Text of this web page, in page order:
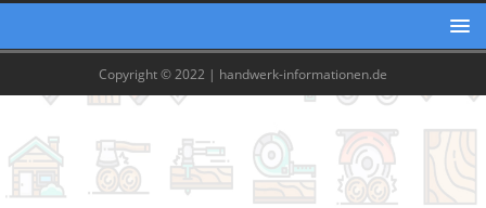
Copyright © 2022 | handwerk-informationen.de